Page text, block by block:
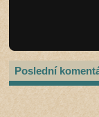
Poslední